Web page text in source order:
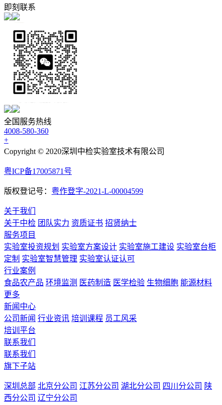
即刻联系
全国服务热线
4008-580-360
+
Copyright © 2020深圳中检实验室技术有限公司
粤ICP备17005871号
版权登记号： 粤作登字-2021-L-00004599
关于我们
关于中检 团队实力 资质证书 招贤纳士
服务项目
实验室投资规划 实验室方案设计 实验室施工建设 实验室台柜
定制 实验室智慧管理 实验室认证认可
行业案例
食品农产品 环境监测 医药制造 医学检验 生物细胞 能源材料
更多
新闻中心
公司新闻 行业资讯 培训课程 员工风采
培训平台
联系我们
联系我们
旗下子站
深圳总部 北京分公司 江苏分公司 湖北分公司 四川分公司 陕
西分公司 辽宁分公司